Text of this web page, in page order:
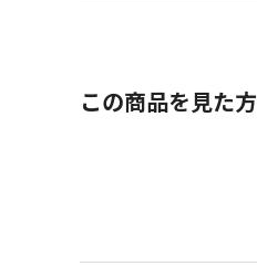
この商品を見た